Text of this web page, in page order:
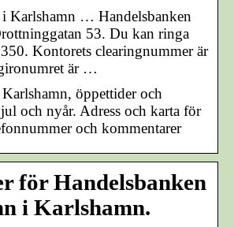
i Karlshamn … Handelsbanken
53. Du kan ringa
Kontorets clearingnummer är
är …
öppettider och
och nyår. Adress och karta för
och kommentarer
för Handelsbanken
i Karlshamn.